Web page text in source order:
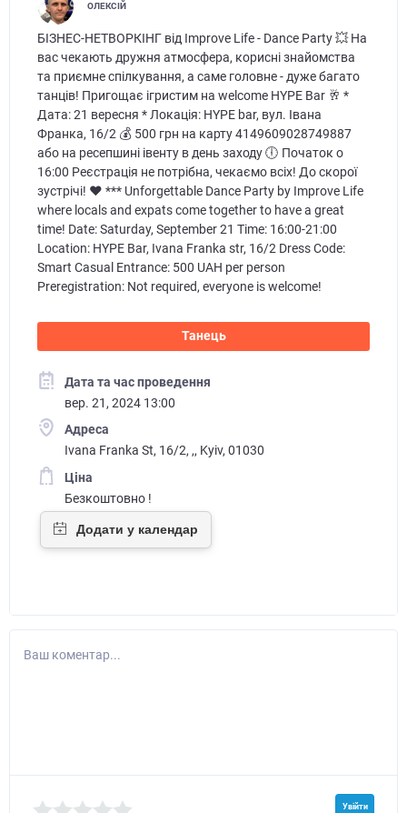
ОЛЕКСІЙ
БІЗНЕС-НЕТВОРКІНГ від Improve Life - Dance Party 💥 На
вас чекають дружня атмосфера, корисні знайомства
та приємне спілкування, а саме головне - дуже багато
танців! Пригощає ігристим на welcome HYPE Bar 🥂 *
Дата: 21 вересня * Локація: HYPE bar, вул. Івана
Франка, 16/2 💰 500 грн на карту 4149609028749887
або на ресепшині івенту в день заходу 🕕 Початок о
16:00 Реєстрація не потрібна, чекаємо всіх! До скорої
зустрічі! ❤️ *** Unforgettable Dance Party by Improve Life
where locals and expats come together to have a great
time! Date: Saturday, September 21 Time: 16:00-21:00
Location: HYPE Bar, Ivana Franka str, 16/2 Dress Code:
Smart Casual Entrance: 500 UAH per person
Preregistration: Not required, everyone is welcome!
Танець
Дата та час проведення
вер. 21, 2024 13:00
Адреса
Ivana Franka St, 16/2, ,, Kyiv, 01030
Ціна
Безкоштовно !
Ваш коментар...
Увійти